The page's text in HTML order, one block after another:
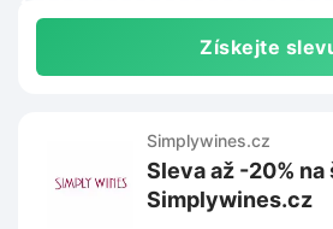
Získejte
Simplywines.cz
Sleva až -20% na
Simplywines.cz